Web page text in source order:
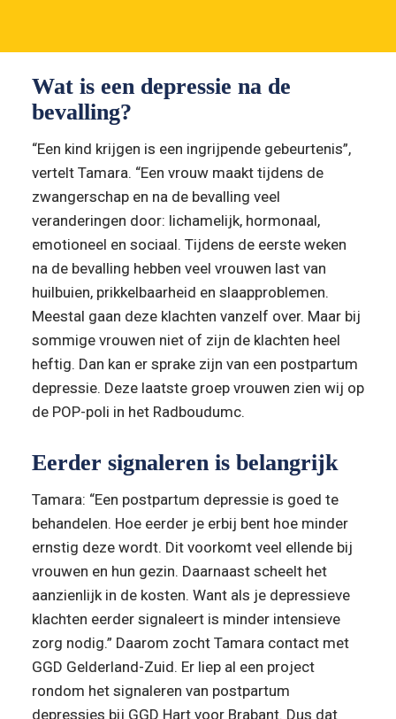
Wat is een depressie na de
bevalling?
“Een kind krijgen is een ingrijpende gebeurtenis”,
vertelt Tamara. “Een vrouw maakt tijdens de
zwangerschap en na de bevalling veel
veranderingen door: lichamelijk, hormonaal,
emotioneel en sociaal. Tijdens de eerste weken
na de bevalling hebben veel vrouwen last van
huilbuien, prikkelbaarheid en slaapproblemen.
Meestal gaan deze klachten vanzelf over. Maar bij
sommige vrouwen niet of zijn de klachten heel
heftig. Dan kan er sprake zijn van een postpartum
depressie. Deze laatste groep vrouwen zien wij op
de POP-poli in het Radboudumc.
Eerder signaleren is belangrijk
Tamara: “Een postpartum depressie is goed te
behandelen. Hoe eerder je erbij bent hoe minder
ernstig deze wordt. Dit voorkomt veel ellende bij
vrouwen en hun gezin. Daarnaast scheelt het
aanzienlijk in de kosten. Want als je depressieve
klachten eerder signaleert is minder intensieve
zorg nodig.” Daarom zocht Tamara contact met
GGD Gelderland-Zuid. Er liep al een project
rondom het signaleren van postpartum
depressies bij GGD Hart voor Brabant. Dus dat